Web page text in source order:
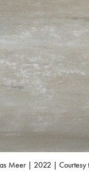
Meer | 2022 | Courtesy